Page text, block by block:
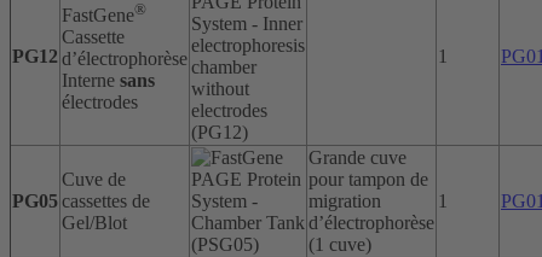
PG12
FastGene®
Cassette
d’électrophorèse
Interne sans
électrodes
1
PG05
Cuve de
cassettes de
Gel/Blot
Grande cuve
pour tampon de
migration
d’électrophorèse
(1 cuve)
1